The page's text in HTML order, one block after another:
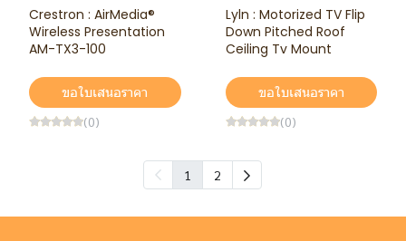
Crestron : AirMedia®
Wireless Presentation
AM-TX3-100
ขอใบเสนอราคา
(0)
Lyln : Motorized TV Flip
Down Pitched Roof
Ceiling Tv Mount
ขอใบเสนอราคา
(0)
1 2